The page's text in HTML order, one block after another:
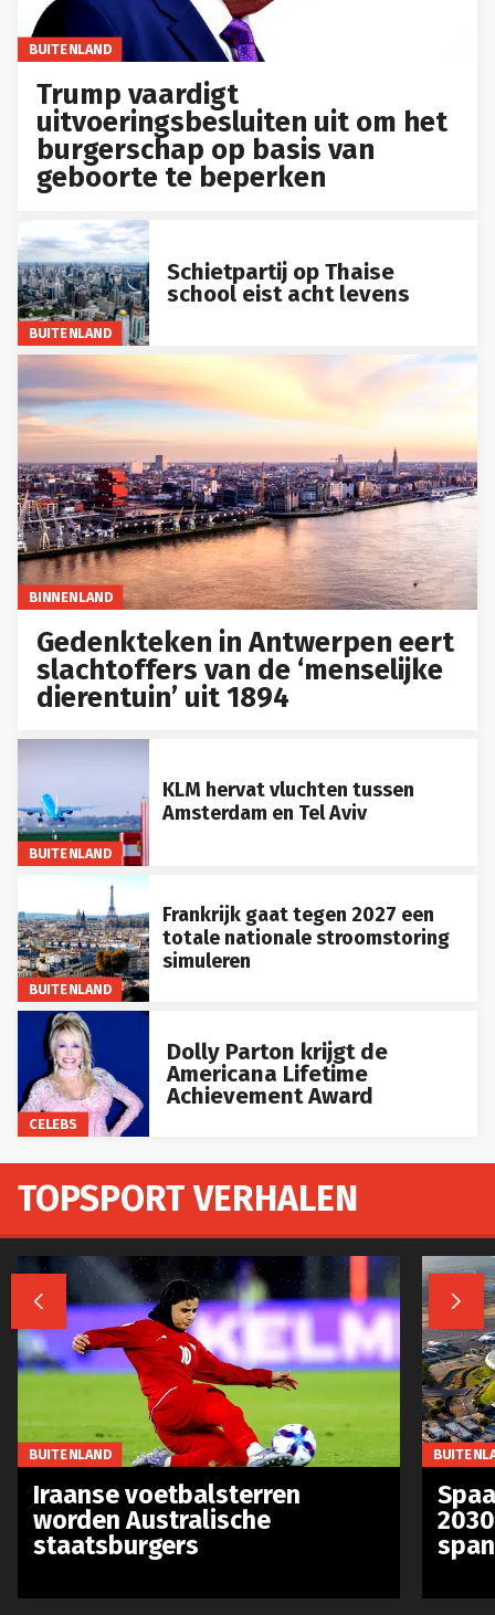
BUITENLAND
Trump vaardigt
uitvoeringsbesluiten uit om het
burgerschap op basis van
geboorte te beperken
BUITENLAND
Schietpartij op Thaise
school eist acht levens
BINNENLAND
Gedenkteken in Antwerpen eert
slachtoffers van de ‘menselijke
dierentuin’ uit 1894
BUITENLAND
KLM hervat vluchten tussen
Amsterdam en Tel Aviv
BUITENLAND
Frankrijk gaat tegen 2027 een
totale nationale stroomstoring
simuleren
CELEBS
Dolly Parton krijgt de
Americana Lifetime
Achievement Award
TOPSPORT VERHALEN
 
BUITENLAND
Iraanse voetbalsterren
worden Australische
staatsburgers